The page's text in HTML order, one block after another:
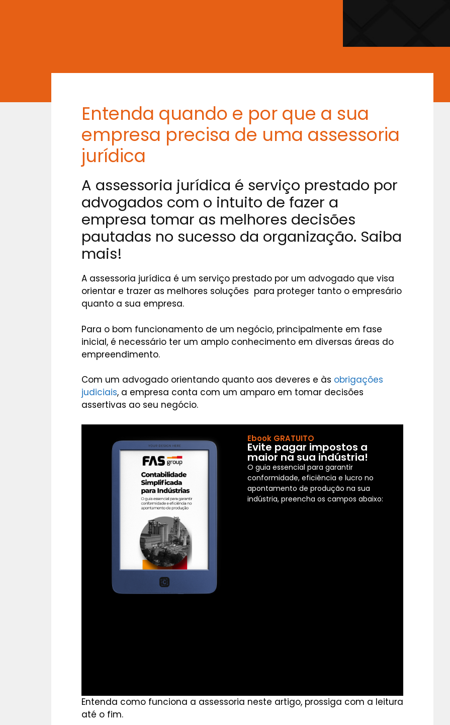
Entenda quando e por que a sua
empresa precisa de uma assessoria
jurídica
A assessoria jurídica é serviço prestado por
advogados com o intuito de fazer a
empresa tomar as melhores decisões
pautadas no sucesso da organização. Saiba
mais!
A assessoria jurídica é um serviço prestado por um advogado que visa
orientar e trazer as melhores soluções para proteger tanto o empresário
quanto a sua empresa.
Para o bom funcionamento de um negócio, principalmente em fase
inicial, é necessário ter um amplo conhecimento em diversas áreas do
empreendimento.
Com um advogado orientando quanto aos deveres e às obrigações
judiciais, a empresa conta com um amparo em tomar decisões
assertivas ao seu negócio.
Ebook GRATUITO
Evite pagar impostos a
maior na sua indústria!
O guia essencial para garantir
conformidade, eficiência e lucro no
apontamento de produção na sua
indústria, preencha os campos abaixo:
Entenda como funciona a assessoria neste artigo, prossiga com a leitura
até o fim.